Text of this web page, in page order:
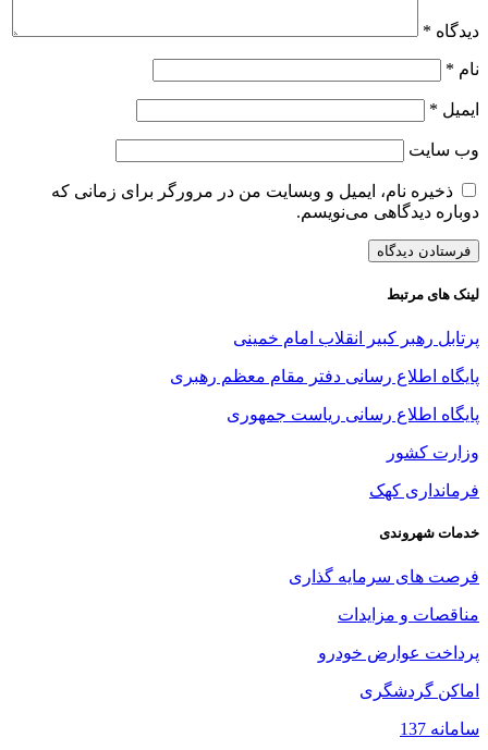
دیدگاه *
نام *
ایمیل *
وب‌ سایت
ذخیره نام، ایمیل و وبسایت من در مرورگر برای زمانی که
دوباره دیدگاهی می‌نویسم.
لینک های مرتبط
پرتابل رهبر کبیر انقلاب امام خمینی
پایگاه اطلاع رسانی دفتر مقام معظم رهبری
پایگاه اطلاع رسانی ریاست جمهوری
وزارت کشور
فرمانداری کهک
خدمات شهروندی
فرصت های سرمایه گذاری
مناقصات و مزایدات
پرداخت عوارض خودرو
اماکن گردشگری
سامانه 137